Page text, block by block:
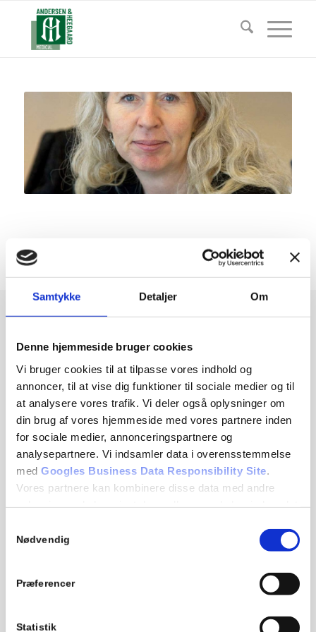
Samtykke Detaljer Om
Denne hjemmeside bruger cookies
Vi bruger cookies til at tilpasse vores indhold og
annoncer, til at vise dig funktioner til sociale medier og til
at analysere vores trafik. Vi deler også oplysninger om
din brug af vores hjemmeside med vores partnere inden
for sociale medier, annonceringspartnere og
analysepartnere. Vi indsamler data i overensstemmelse
med Googles Business Data Responsibility Site
Vores partnere kan kombinere disse data med andre
Nødvendig
Præferencer
Statistik
A&H Medical A/S
Monday – Thursday: kl. 07:00 – 16:00